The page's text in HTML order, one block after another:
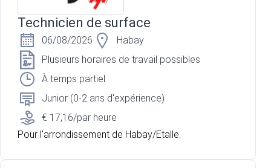
Technicien de surface
06/08/2026
Habay
Plusieurs horaires de travail possibles
À temps partiel
Junior (0-2 ans d'expérience)
€ 17,16/par heure
Pour l'arrondissement de Habay/Etalle.